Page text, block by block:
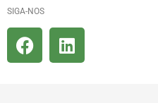
SIGA-NOS